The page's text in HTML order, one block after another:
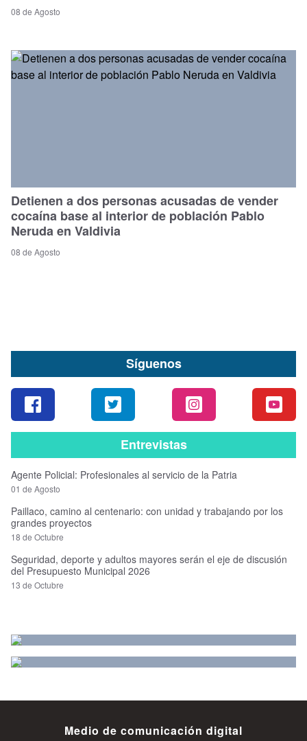
08 de Agosto
Detienen a dos personas acusadas de vender
cocaína base al interior de población Pablo
Neruda en Valdivia
08 de Agosto
Síguenos
Entrevistas
Agente Policial: Profesionales al servicio de la Patria
01 de Agosto
Paillaco, camino al centenario: con unidad y trabajando por los
grandes proyectos
18 de Octubre
Seguridad, deporte y adultos mayores serán el eje de discusión
del Presupuesto Municipal 2026
13 de Octubre
Medio de comunicación digital